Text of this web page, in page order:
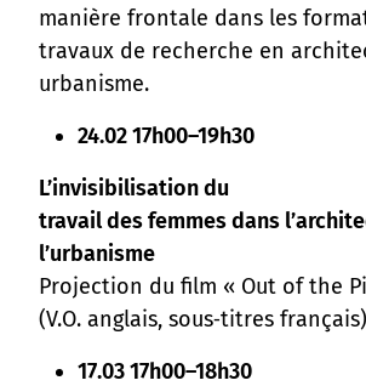
manière frontale dans les
travaux de recherche en
urbanisme.
24.02 17h00–19h30
L’invisibilisation du
travail des femmes dans
l’urbanisme
Projection du film « Out of the
(V.O. anglais, sous‑titres
17.03 17h00–18h30